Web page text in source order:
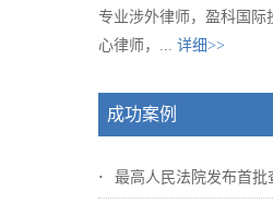
专业涉外律师，盈科国际
心律师，... 详细>>
成功案例
最高人民法院发布首批